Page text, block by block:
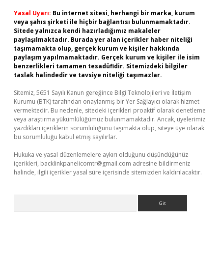
Yasal Uyarı: Bu internet sitesi, herhangi bir marka, kurum
veya şahıs şirketi ile hiçbir bağlantısı bulunmamaktadır.
Sitede yalnızca kendi hazırladığımız makaleler
paylaşılmaktadır. Burada yer alan içerikler haber niteliği
taşımamakta olup, gerçek kurum ve kişiler hakkında
paylaşım yapılmamaktadır. Gerçek kurum ve kişiler ile isim
benzerlikleri tamamen tesadüfidir. Sitemizdeki bilgiler
taslak halindedir ve tavsiye niteliği taşımazlar.
Sitemiz, 5651 Sayılı Kanun gereğince Bilgi Teknolojileri ve İletişim
Kurumu (BTK) tarafından onaylanmış bir Yer Sağlayıcı olarak hizmet
vermektedir. Bu nedenle, sitedeki içerikleri proaktif olarak denetleme
veya araştırma yükümlülüğümüz bulunmamaktadır. Ancak, üyelerimiz
yazdıkları içeriklerin sorumluluğunu taşımakta olup, siteye üye olarak
bu sorumluluğu kabul etmiş sayılırlar.
Hukuka ve yasal düzenlemelere aykırı olduğunu düşündüğünüz
içerikleri, backlinkpanelicomtr@gmail.com adresine bildirmeniz
halinde, ilgili içerikler yasal süre içerisinde sitemizden kaldırılacaktır.